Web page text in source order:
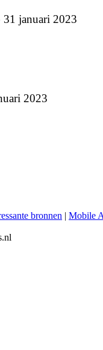
31 januari 2023
2023
bronnen | Mobile